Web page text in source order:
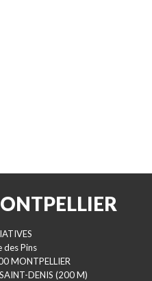
des Pins
MONTPELLIER
DENIS (200 M)